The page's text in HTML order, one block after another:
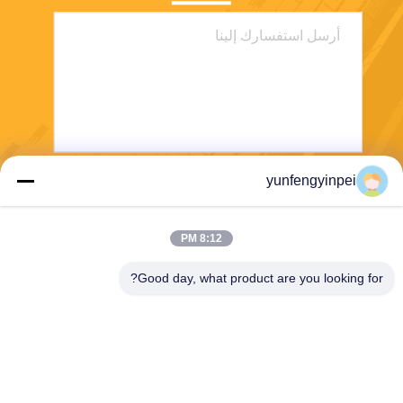
yunfengyinpei
8:12 PM
Good day, what product are you looking for?